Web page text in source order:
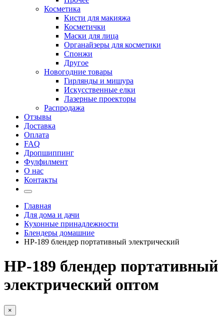
Косметика
Кисти для макияжа
Косметички
Маски для лица
Органайзеры для косметики
Спонжи
Другое
Новогодние товары
Гирлянды и мишура
Искусственные елки
Лазерные проекторы
Распродажа
Отзывы
Доставка
Оплата
FAQ
Дропшиппинг
Фулфилмент
О нас
Контакты
Главная
Для дома и дачи
Кухонные принадлежности
Блендеры домашние
HP-189 блендер портативный электрический
HP-189 блендер портативный
электрический оптом
×